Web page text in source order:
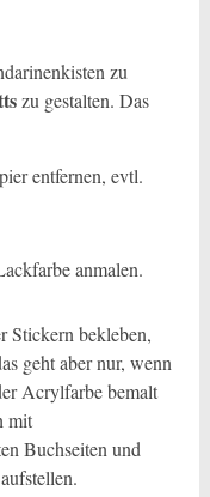
zu
zu gestalten. Das
entfernen, evtl.
anmalen.
Stickern bekleben,
geht aber nur, wenn
Acrylfarbe bemalt
mit
Buchseiten und